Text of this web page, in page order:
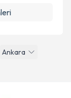
Ankara